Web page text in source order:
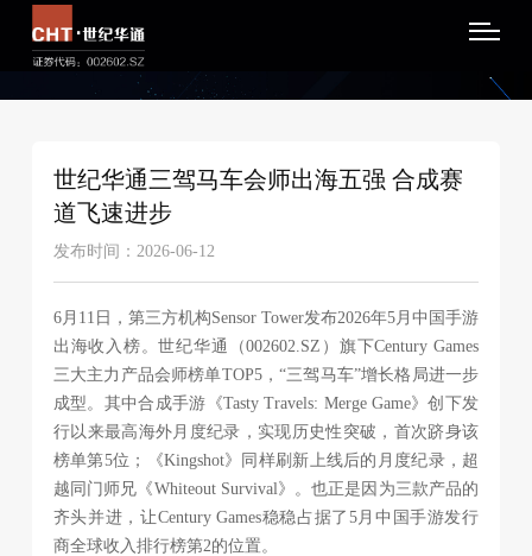
世纪华通三驾马车会师出海五强 合成赛
道飞速进步
发布时间：2026-06-12
6月11日，第三方机构Sensor Tower发布2026年5月中国手游
出海收入榜。世纪华通（002602.SZ）旗下Century Games
三大主力产品会师榜单TOP5，“三驾马车”增长格局进一步
成型。其中合成手游《Tasty Travels: Merge Game》创下发
行以来最高海外月度纪录，实现历史性突破，首次跻身该
榜单第5位；《Kingshot》同样刷新上线后的月度纪录，超
越同门师兄《Whiteout Survival》。也正是因为三款产品的
齐头并进，让Century Games稳稳占据了5月中国手游发行
商全球收入排行榜第2的位置。